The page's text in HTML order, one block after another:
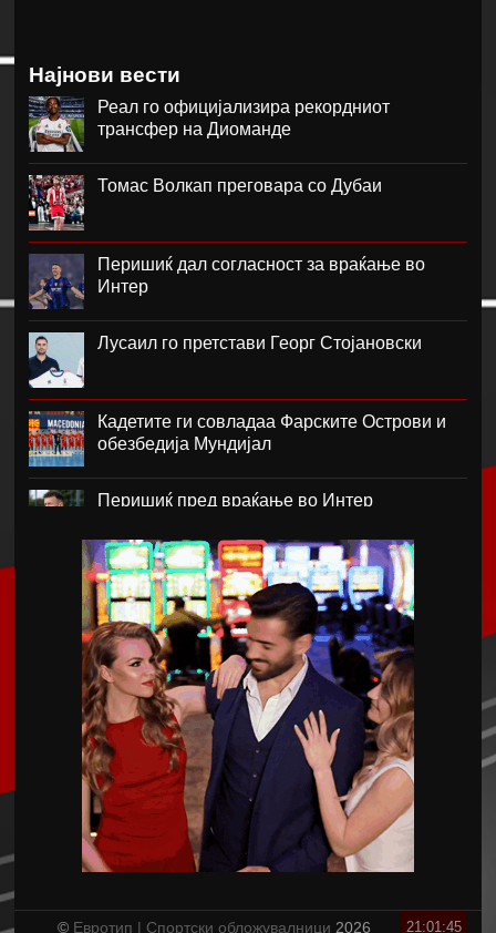
Најнови вести
Реал го официјализира рекордниот
трансфер на Диоманде
Томас Волкап преговара со Дубаи
Перишиќ дал согласност за враќање во
Интер
Лусаил го претстави Георг Стојановски
Кадетите ги совладаа Фарските Острови и
обезбедија Мундијал
Перишиќ пред враќање во Интер
Лара Гут Бехрами означи крај на скијачката
кариера
Меси со два гола се врати во дресот на
Интер Мајами по Мундијалот
Шенгелија плати еден милион и се
ослободи од Барселона
Мајорка убедливо го совлада ПСЖ
Пелистер
21:01:45
© Евротип | Спортски обложувалници 2026